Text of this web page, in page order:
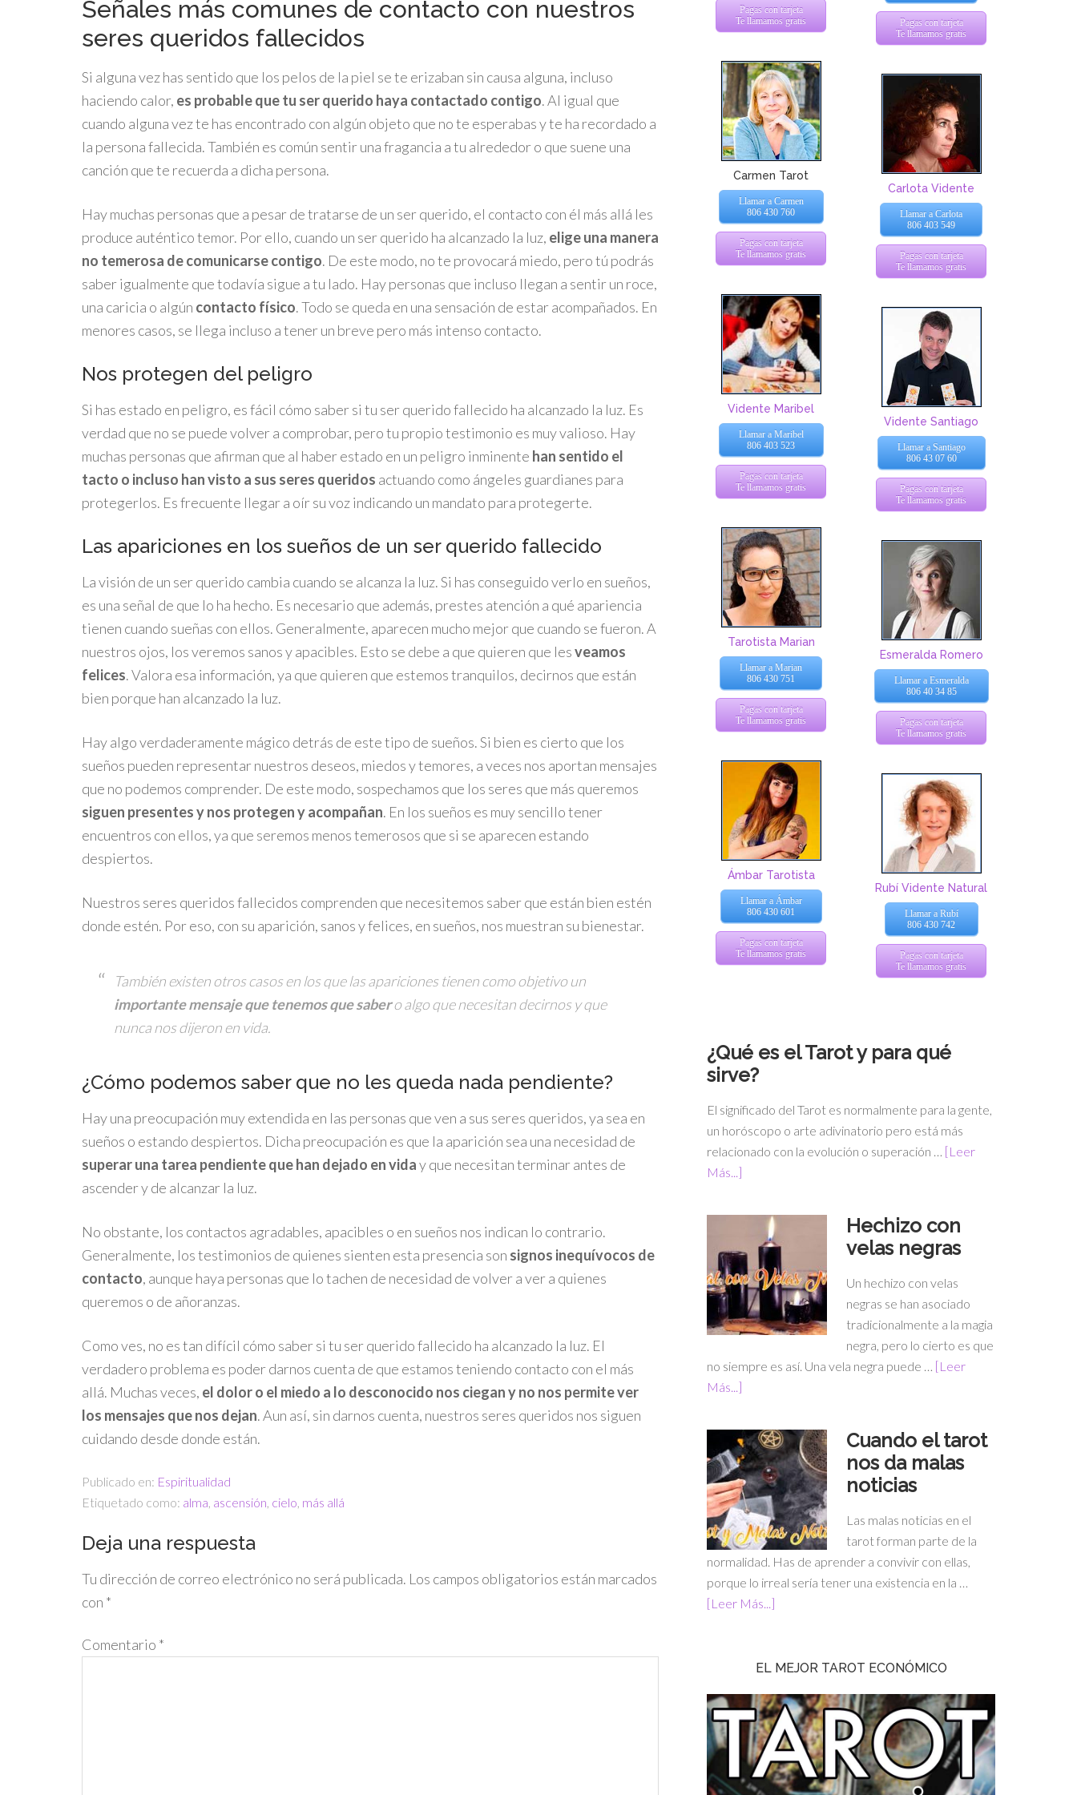
Señales más comunes de contacto con nuestros
seres queridos fallecidos
Si alguna vez has sentido que los pelos de la piel se te erizaban sin causa alguna, incluso
haciendo calor, es probable que tu ser querido haya contactado contigo. Al igual que
cuando alguna vez te has encontrado con algún objeto que no te esperabas y te ha recordado a
la persona fallecida. También es común sentir una fragancia a tu alrededor o que suene una
canción que te recuerda a dicha persona.
Hay muchas personas que a pesar de tratarse de un ser querido, el contacto con él más allá les
produce auténtico temor. Por ello, cuando un ser querido ha alcanzado la luz, elige una manera
no temerosa de comunicarse contigo. De este modo, no te provocará miedo, pero tú podrás
saber igualmente que todavía sigue a tu lado. Hay personas que incluso llegan a sentir un roce,
una caricia o algún contacto físico. Todo se queda en una sensación de estar acompañados. En
menores casos, se llega incluso a tener un breve pero más intenso contacto.
Nos protegen del peligro
Si has estado en peligro, es fácil cómo saber si tu ser querido fallecido ha alcanzado la luz. Es
verdad que no se puede volver a comprobar, pero tu propio testimonio es muy valioso. Hay
muchas personas que afirman que al haber estado en un peligro inminente han sentido el
tacto o incluso han visto a sus seres queridos actuando como ángeles guardianes para
protegerlos. Es frecuente llegar a oír su voz indicando un mandato para protegerte.
Las apariciones en los sueños de un ser querido fallecido
La visión de un ser querido cambia cuando se alcanza la luz. Si has conseguido verlo en sueños,
es una señal de que lo ha hecho. Es necesario que además, prestes atención a qué apariencia
tienen cuando sueñas con ellos. Generalmente, aparecen mucho mejor que cuando se fueron. A
nuestros ojos, los veremos sanos y apacibles. Esto se debe a que quieren que lesveamos
felices. Valora esa información, ya que quieren que estemos tranquilos, decirnos que están
bien porque han alcanzado la luz.
Hay algo verdaderamente mágico detrás de este tipo de sueños. Si bien es cierto que los
sueños pueden representar nuestros deseos, miedos y temores, a veces nos aportan mensajes
que no podemos comprender. De este modo, sospechamos que los seres que más queremos
siguen presentes y nos protegen y acompañan. En los sueños es muy sencillo tener
encuentros con ellos, ya que seremos menos temerosos que si se aparecen estando
despiertos.
Nuestros seres queridos fallecidos comprenden que necesitemos saber que están bien estén
donde estén. Por eso, con su aparición, sanos y felices, en sueños, nos muestran su bienestar.
También existen otros casos en los que las apariciones tienen como objetivo un
importante mensaje que tenemos que sabero algo que necesitan decirnos y que
nunca nos dijeron en vida.
¿Cómo podemos saber que no les queda nada pendiente?
Hay una preocupación muy extendida en las personas que ven a sus seres queridos, ya sea en
sueños o estando despiertos. Dicha preocupación es que la aparición sea una necesidad de
superar una tarea pendiente que han dejado en viday que necesitan terminar antes de
ascender y de alcanzar la luz.
No obstante, los contactos agradables, apacibles o en sueños nos indican lo contrario.
Generalmente, los testimonios de quienes sienten esta presencia son signos inequívocos de
contacto, aunque haya personas que lo tachen de necesidad de volver a ver a quienes
queremos o de añoranzas.
Como ves, no es tan difícil cómo saber si tu ser querido fallecido ha alcanzado la luz. El
verdadero problema es poder darnos cuenta de que estamos teniendo contacto con el más
allá. Muchas veces, el dolor o el miedo a lo desconocido nos ciegan y no nos permite ver
los mensajes que nos dejan. Aun así, sin darnos cuenta, nuestros seres queridos nos siguen
cuidando desde donde están.
Publicado en: Espiritualidad
Etiquetado como: alma ascensión cielo más allá
Deja una respuesta
Tu dirección de correo electrónico no será publicada. Los campos obligatorios están marcados
con *
Comentario *
Pagas con tarjeta
Te llamamos gratis
Carmen Tarot
Llamar a Carmen
806 430 760
Pagas con tarjeta
Te llamamos gratis
Vidente Maribel
Llamar a Maribel
806 403 523
Pagas con tarjeta
Te llamamos gratis
Tarotista Marian
Llamar a Marian
806 430 751
Pagas con tarjeta
Te llamamos gratis
Ámbar Tarotista
Llamar a Ámbar
806 430 601
Pagas con tarjeta
Te llamamos gratis
Pagas con tarjeta
Te llamamos gratis
Carlota Vidente
Llamar a Carlota
806 403 549
Pagas con tarjeta
Te llamamos gratis
Vidente Santiago
Llamar a Santiago
806 43 07 60
Pagas con tarjeta
Te llamamos gratis
Esmeralda Romero
Llamar a Esmeralda
806 40 34 85
Pagas con tarjeta
Te llamamos gratis
Rubí Vidente Natural
Llamar a Rubí
806 430 742
Pagas con tarjeta
Te llamamos gratis
¿Qué es el Tarot y para qué
sirve?
El significado del Tarot es normalmente para la gente,
un horóscopo o arte adivinatorio pero está más
relacionado con la evolución o superación … [Leer
Más...]
Hechizo con
velas negras
Un hechizo con velas
negras se han asociado
tradicionalmente a la magia
negra, pero lo cierto es que
no siempre es así. Una vela negra puede … [Leer
Más...]
Cuando el tarot
nos da malas
noticias
Las malas noticias en el
tarot forman parte de la
normalidad. Has de aprender a convivir con ellas,
porque lo irreal sería tener una existencia en la …
[Leer Más...]
EL MEJOR TAROT ECONÓMICO